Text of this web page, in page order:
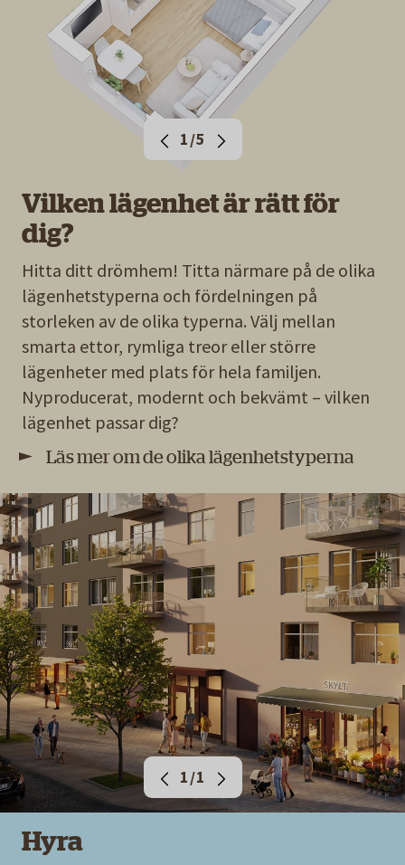
1/5
Vilken lägenhet är rätt för
dig?
Hitta ditt drömhem! Titta närmare på de olika
lägenhetstyperna och fördelningen på
storleken av de olika typerna. Välj mellan
smarta ettor, rymliga treor eller större
lägenheter med plats för hela familjen.
Nyproducerat, modernt och bekvämt – vilken
lägenhet passar dig?
Läs mer om de olika lägenhetstyperna
1/1
Hyra